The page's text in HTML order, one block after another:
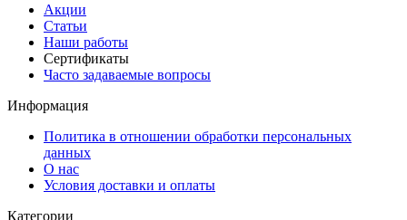
Акции
Статьи
Наши работы
Сертификаты
Часто задаваемые вопросы
Информация
Политика в отношении обработки персональных
данных
О нас
Условия доставки и оплаты
Категории